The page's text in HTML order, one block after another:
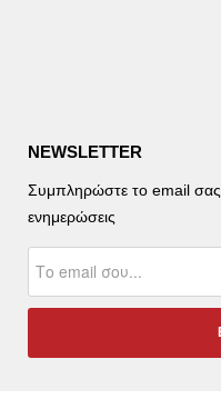
NEWSLETTER
Συμπληρώστε το email σας
ενημερώσεις